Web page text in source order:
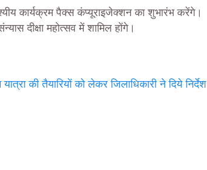
कार्यक्रम पैक्स कंप्यूराइजेक्शन का शुभारंभ करेंगे।
दीक्षा महोत्सव में शामिल होंगे।
यात्रा की तैयारियों को लेकर जिलाधिकारी ने दिये निर्देश